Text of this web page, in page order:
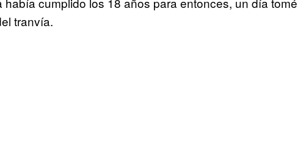
tranvía.